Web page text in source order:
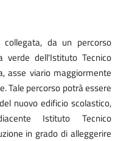
da un percorso
verde dell'Istituto Tecnico
asse viario maggiormente
Tale percorso potrà essere
nuovo edificio scolastico,
Istituto Tecnico
in grado di alleggerire